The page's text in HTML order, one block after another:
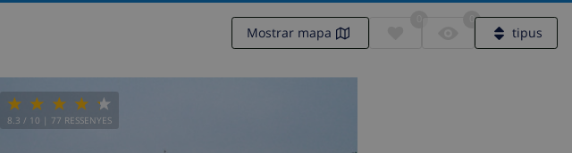
Mostrar mapa tipus
8.3 / 10 | 77 RESSENYES